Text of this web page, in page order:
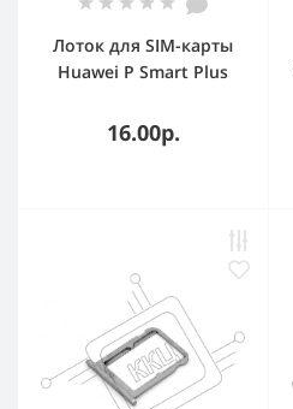
Лоток для SIM-карты
Huawei P Smart Plus
16.00р.